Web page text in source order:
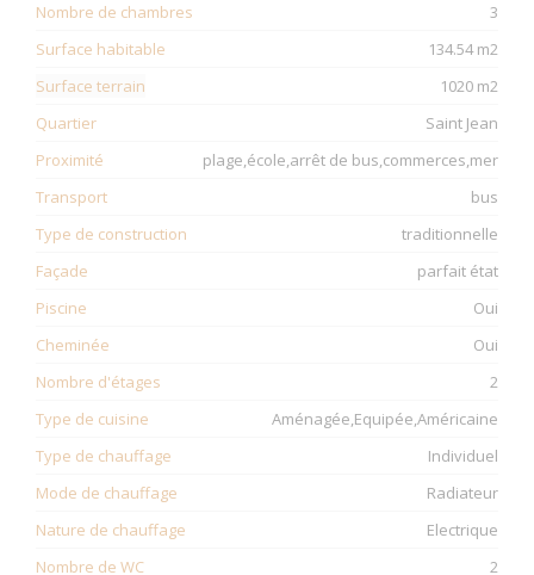
Nombre de chambres
3
Surface habitable
134.54 m2
Surface terrain
1020 m2
Quartier
Saint Jean
Proximité
plage,école,arrêt de bus,commerces,mer
Transport
bus
Type de construction
traditionnelle
Façade
parfait état
Piscine
Oui
Cheminée
Oui
Nombre d'étages
2
Type de cuisine
Aménagée,Equipée,Américaine
Type de chauffage
Individuel
Mode de chauffage
Radiateur
Nature de chauffage
Electrique
Nombre de WC
2